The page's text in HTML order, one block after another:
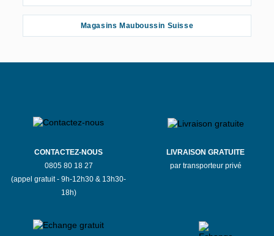
Magasins Mauboussin Suisse
CONTACTEZ-NOUS
0805 80 18 27
(appel gratuit - 9h-12h30 & 13h30-
18h)
LIVRAISON GRATUITE
par transporteur privé